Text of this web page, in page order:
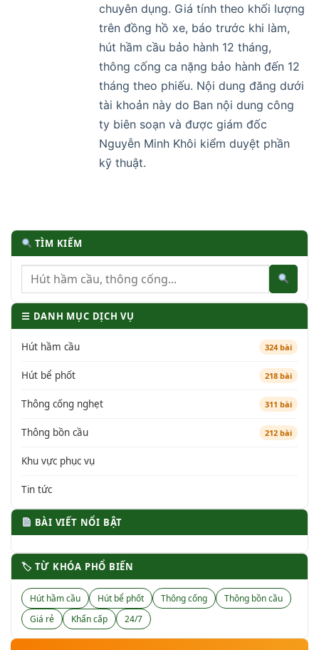
chuyên dụng. Giá tính theo khối lượng
trên đồng hồ xe, báo trước khi làm,
hút hầm cầu bảo hành 12 tháng,
thông cống ca nặng bảo hành đến 12
tháng theo phiếu. Nội dung đăng dưới
tài khoản này do Ban nội dung công
ty biên soạn và được giám đốc
Nguyễn Minh Khôi kiểm duyệt phần
kỹ thuật.
TÌM KIẾM
☰ DANH MỤC DỊCH VỤ
Hút hầm cầu 324 bài
Hút bể phốt 218 bài
Thông cống nghẹt 311 bài
Thông bồn cầu 212 bài
Khu vực phục vụ
Tin tức
BÀI VIẾT NỔI BẬT
🏷 TỪ KHÓA PHỔ BIẾN
Hút hầm cầu Hút bể phốt Thông cống
Thông bồn cầu
Giá rẻ
Khẩn cấp 24/7